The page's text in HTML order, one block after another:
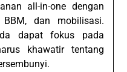
all-in-one dengan
dan mobilisasi.
dapat fokus pada
khawatir tentang